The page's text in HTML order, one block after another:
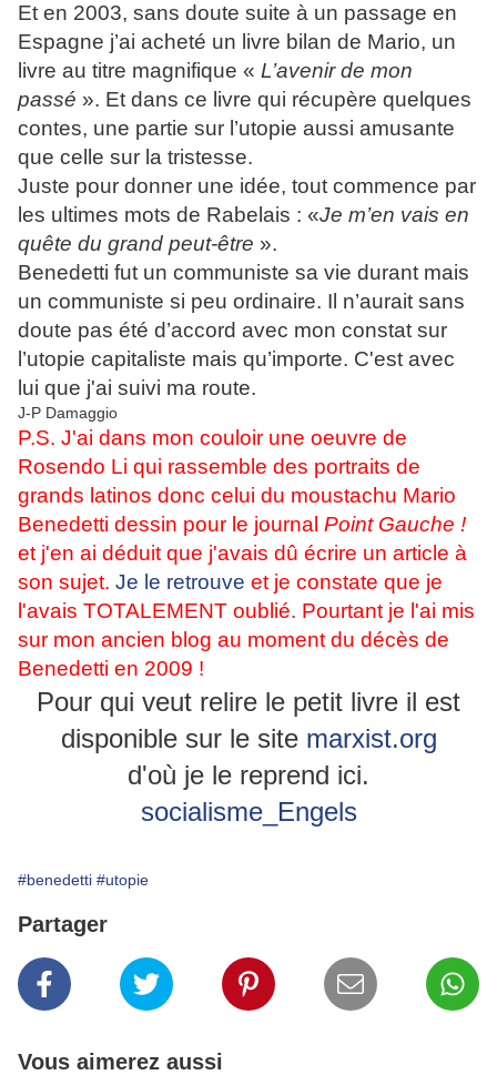
Et en 2003, sans doute suite à un passage en
Espagne j’ai acheté un livre bilan de Mario, un
livre au titre magnifique « L’avenir de mon
passé ». Et dans ce livre qui récupère quelques
contes, une partie sur l’utopie aussi amusante
que celle sur la tristesse.
Juste pour donner une idée, tout commence par
les ultimes mots de Rabelais : «Je m’en vais en
quête du grand peut-être ».
Benedetti fut un communiste sa vie durant mais
un communiste si peu ordinaire. Il n’aurait sans
doute pas été d’accord avec mon constat sur
l’utopie capitaliste mais qu’importe. C'est avec
lui que j'ai suivi ma route.
J-P Damaggio
P.S. J'ai dans mon couloir une oeuvre de
Rosendo Li qui rassemble des portraits de
grands latinos donc celui du moustachu Mario
Benedetti dessin pour le journal Point Gauche !
et j'en ai déduit que j'avais dû écrire un article à
son sujet. Je le retrouve et je constate que je
l'avais TOTALEMENT oublié. Pourtant je l'ai mis
sur mon ancien blog au moment du décès de
Benedetti en 2009 !
Pour qui veut relire le petit livre il est
disponible sur le site marxist.org
d'où je le reprend ici.
socialisme_Engels
#benedetti #utopie
Partager
Vous aimerez aussi